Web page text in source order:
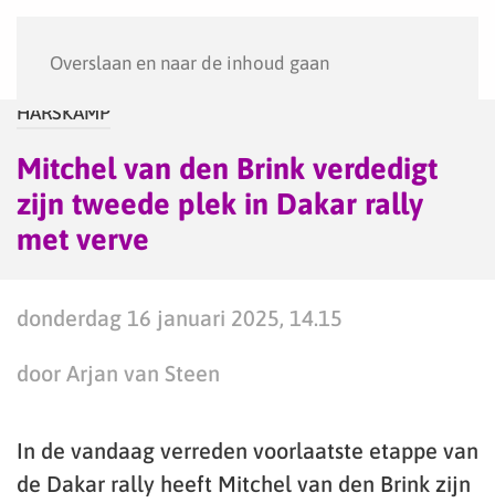
Overslaan en naar de inhoud gaan
HARSKAMP
Mitchel van den Brink verdedigt
zijn tweede plek in Dakar rally
met verve
donderdag 16 januari 2025, 14.15
door Arjan van Steen
In de vandaag verreden voorlaatste etappe van
de Dakar rally heeft Mitchel van den Brink zijn